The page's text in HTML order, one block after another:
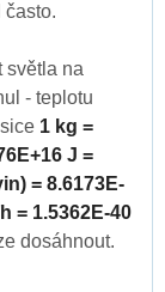
často.
světla na
- teplotu
1 kg =
J =
= 8.6173E-
= 1.5362E-40
dosáhnout.